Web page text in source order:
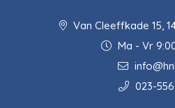
Van Cleeffkade 15,
Ma - Vr
023-